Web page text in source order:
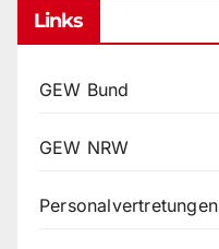
Links
GEW Bund
GEW NRW
Personalvertretungen